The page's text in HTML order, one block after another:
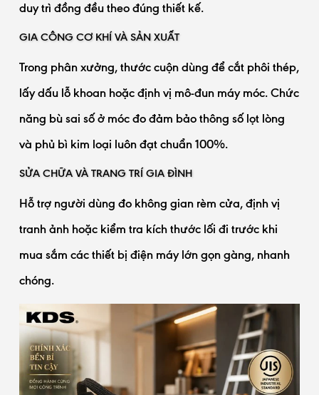
duy trì đồng đều theo đúng thiết kế.
GIA CÔNG CƠ KHÍ VÀ SẢN XUẤT
Trong phân xưởng, thước cuộn dùng để cắt phôi thép,
lấy dấu lỗ khoan hoặc định vị mô-đun máy móc. Chức
năng bù sai số ở móc đo đảm bảo thông số lọt lòng
và phủ bì kim loại luôn đạt chuẩn 100%.
SỬA CHỮA VÀ TRANG TRÍ GIA ĐÌNH
Hỗ trợ người dùng đo không gian rèm cửa, định vị
tranh ảnh hoặc kiểm tra kích thước lối đi trước khi
mua sắm các thiết bị điện máy lớn gọn gàng, nhanh
chóng.